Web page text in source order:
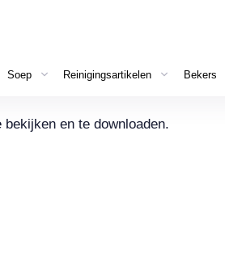
Soep Reinigingsartikelen Bekers
en te downloaden.